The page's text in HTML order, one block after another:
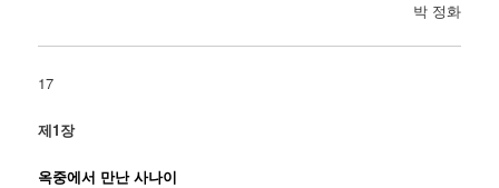
박 정화
17
제1장
옥중에서 만난 사나이